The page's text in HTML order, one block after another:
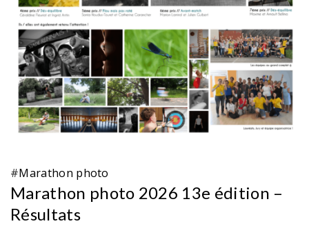
#Marathon photo
Marathon photo 2026 13e édition –
Résultats